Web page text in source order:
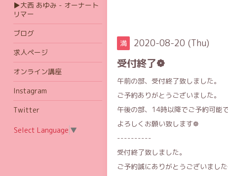
満 2020-08-20 (Thu)
受付終了❁
午前の部、受付終了致しました。
ご予約ありがとうございました。
午後の部、14時以降でご予約可能で
よろしくお願い致します❁
----------
受付終了致しました。
ご予約誠にありがとうございまし
▶大西 あゆみ - オーナート
リマー
ブログ
求人ページ
オンライン講座
Instagram
Twitter
Select Language ▼